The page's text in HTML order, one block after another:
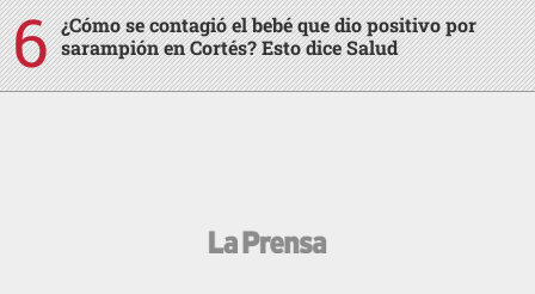
¿Cómo se contagió el bebé que dio positivo por
sarampión en Cortés? Esto dice Salud